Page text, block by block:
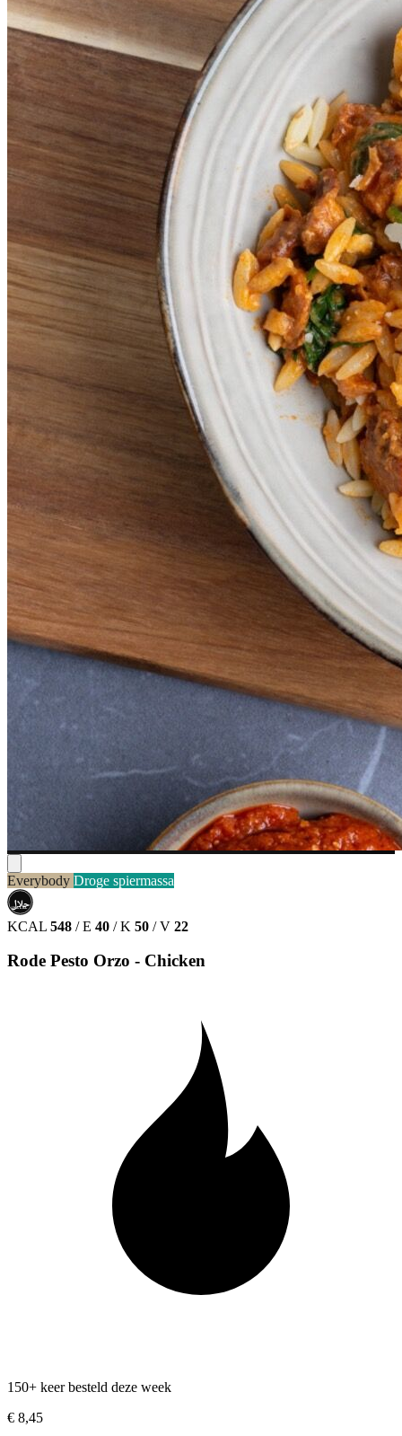
Everybody Droge spiermassa
حلال
HALAL
KCAL 548 / E 40 / K 50 / V 22
Rode Pesto Orzo - Chicken
150+ keer besteld deze week
€ 8,45